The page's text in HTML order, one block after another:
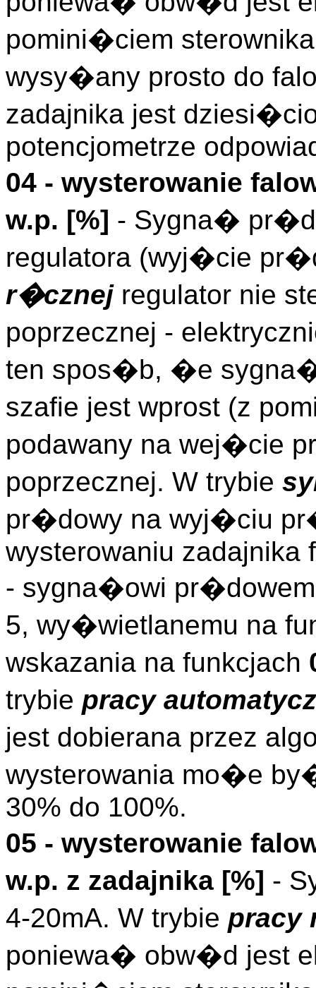
pomini�ciem
wysy�any prosto do
zadajnika jest
potencjometrze
04 - wysterowanie
w.p. [%] - Sygna�
regulatora (wyj�cie
r�cznejregulator nie
poprzecznej -
ten spos�b, �e
szafie jest wprost (z
podawany na wej�cie
poprzecznej. W trybie
pr�dowy na wyj�ciu
wysterowaniu zadajnika
- sygna�owi
5, wy�wietlanemu na
wskazania na funkcjach
trybie pracy
jest dobierana przez
wysterowania mo�e
30% do 100%.
05 - wysterowanie
w.p. z zadajnika [%] -
4-20mA. W trybie pracy
poniewa� obw�d jest